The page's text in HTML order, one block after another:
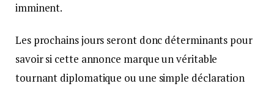
imminent.
Les prochains jours seront donc déterminants pour
savoir si cette annonce marque un véritable
tournant diplomatique ou une simple déclaration